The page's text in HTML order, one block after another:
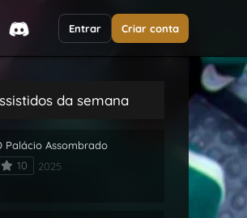
Entrar Criar conta
da semana
Palácio Assombrado
10
2025